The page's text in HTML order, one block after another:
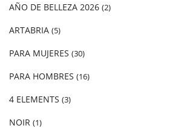
AÑO DE BELLEZA 2026 (2)
ARTABRIA (5)
PARA MUJERES (30)
PARA HOMBRES (16)
4 ELEMENTS (3)
NOIR (1)